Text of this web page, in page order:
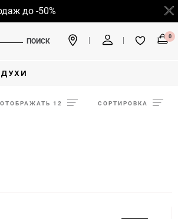
-50%
ПОИСК
0
ДУХИ
ОТОБРАЖАТЬ 12 СОРТИРОВКА